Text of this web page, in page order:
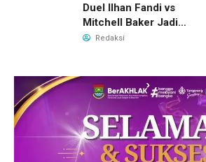
Duel Ilhan Fandi vs
Mitchell Baker Jadi
Sorotan di Piala AFF 2026
Redaksi